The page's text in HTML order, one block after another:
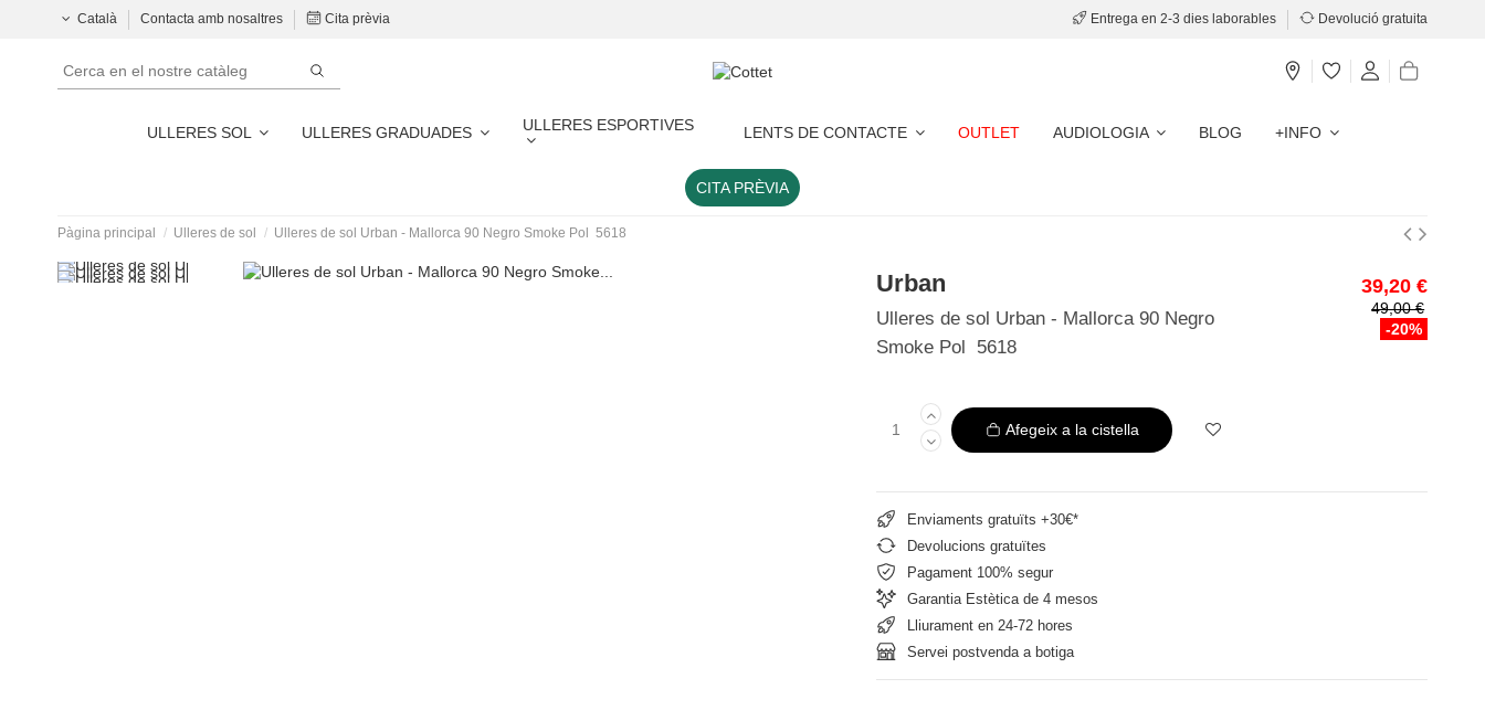
Català Contacta amb nosaltres Cita prèvia Entrega en 2-3 dies laborables Devolució gratuita
ULLERES SOL ULLERES GRADUADES ULLERES ESPORTIVES LENTS DE CONTACTE OUTLET AUDIOLOGIA BLOG +INFO
CITA PRÈVIA
Pàgina principal Ulleres de sol Ulleres de sol Urban - Mallorca 90 Negro Smoke Pol 5618
Urban
Ulleres de sol Urban - Mallorca 90 Negro
Smoke Pol 5618
39,20 €
49,00 €
-20%
Afegeix a la cistella
Enviaments gratuïts +30€*
Devolucions gratuïtes
Pagament 100% segur
Garantia Estètica de 4 mesos
Lliurament en 24-72 hores
Servei postvenda a botiga